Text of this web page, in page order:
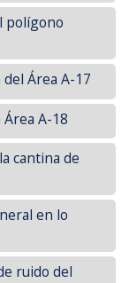
polígono
Área A-17
A-18
cantina de
en lo
ruido del